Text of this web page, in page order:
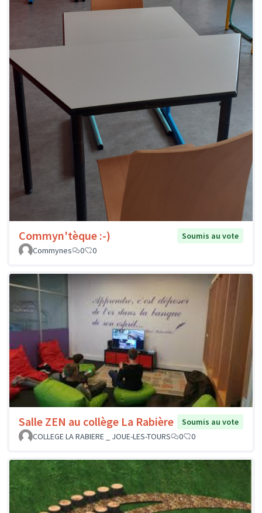
Commyn'tèque :-)
Soumis au vote
Commynes
0 0
Salle ZEN au collège La Rabière
Soumis au vote
COLLEGE LA RABIERE _ JOUE-LES-TOURS
0 0